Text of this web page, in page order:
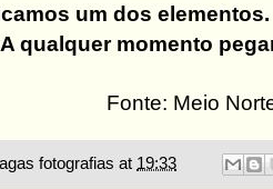
um dos
qualquer momento
Fonte: Meio
fotografias at 19:33